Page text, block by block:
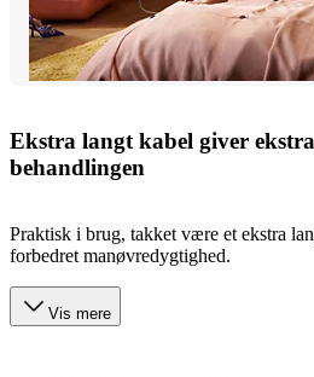
Ekstra langt kabel giver
behandlingen
Praktisk i brug, takket være et ekstra
forbedret manøvredygtighed.
Vis mere